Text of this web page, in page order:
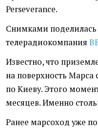
Perseverance.
Снимками поделилась
телерадиокомпания
Известно, что
на поверхность Марса
по Киеву. Этого
месяцев. Именно
Ранее марсоход уже